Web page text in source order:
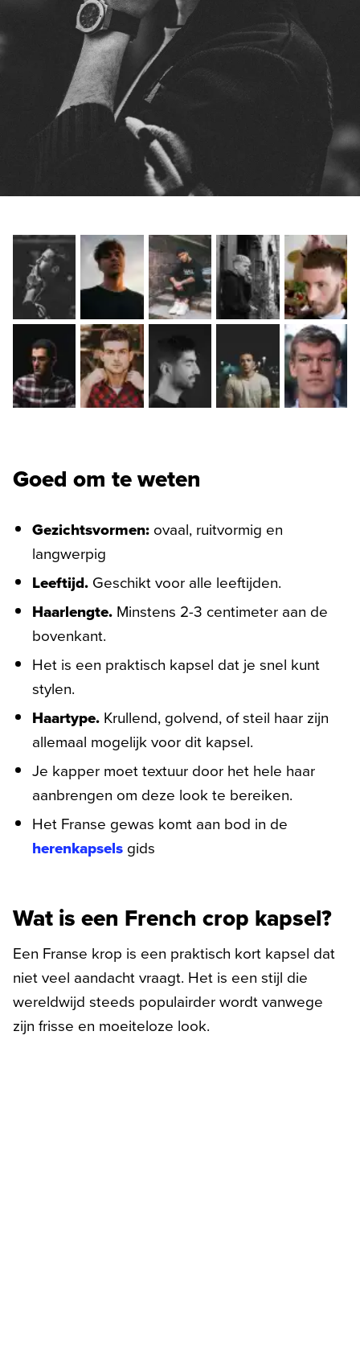
Goed om te weten
Gezichtsvormen: ovaal, ruitvormig en
langwerpig
Leeftijd. Geschikt voor alle leeftijden.
Haarlengte. Minstens 2-3 centimeter aan de
bovenkant.
Het is een praktisch kapsel dat je snel kunt
stylen.
Haartype. Krullend, golvend, of steil haar zijn
allemaal mogelijk voor dit kapsel.
Je kapper moet textuur door het hele haar
aanbrengen om deze look te bereiken.
Het Franse gewas komt aan bod in de
herenkapsels gids
Wat is een French crop kapsel?
Een Franse krop is een praktisch kort kapsel dat
niet veel aandacht vraagt. Het is een stijl die
wereldwijd steeds populairder wordt vanwege
zijn frisse en moeiteloze look.